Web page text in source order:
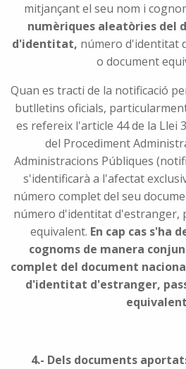
mitjançant el seu nom i
numèriques aleatòries del
d'identitat, número d'identitat
o document
Quan es tracti de la notificació
butlletins oficials,
es refereix l'article 44 de la Llei
del Procediment
Administracions Públiques
s'identificarà a l'afectat
número complet del seu
número d'identitat d'estranger,
equivalent. En cap cas s'ha
cognoms de manera
complet del document
d'identitat d'estranger,
4.- Dels documents